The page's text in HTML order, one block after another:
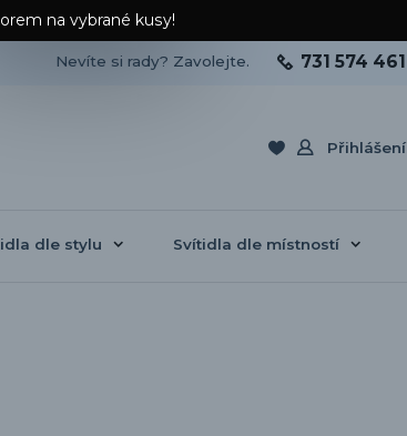
na vybrané kusy!
Přihlášení
Nevíte si rady? Zavolejte. 731 574 461
dle stylu Svítidla dle místností